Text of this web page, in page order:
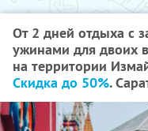
От 2 дней отдыха с
ужинами для двоих
на территории
Скидка до 50%.